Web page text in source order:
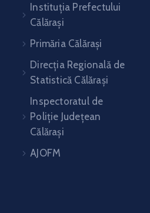
Instituția Prefectului
Călărași
Primăria Călărași
Direcția Regională de
Statistică Călărași
Inspectoratul de
Poliție Județean
Călărași
AJOFM